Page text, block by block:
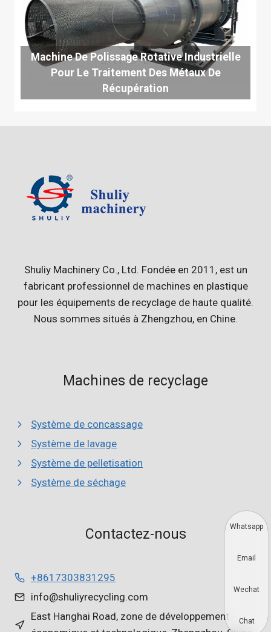
Machine De Polissage Rotative Industrielle
Pour Le Traitement Des Métaux De
Récupération
Shuliy Machinery Co., Ltd. Fondée en 2011, est un
fabricant professionnel de machines en plastique
pour les équipements de recyclage de haute qualité.
Nous sommes situés à Zhengzhou, en Chine.
Machines de recyclage
Système de concassage
Système de lavage
Système de pelletisation
Système de séchage
Contactez-nous
+8617303831295
info@shuliyrecycling.com
East Hanghai Road, zone de développement
Whatsapp
Email
Wechat
Chat